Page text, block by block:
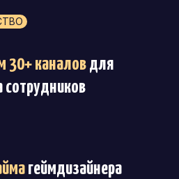
30+ каналовдля
сотрудников
геймдизайнера